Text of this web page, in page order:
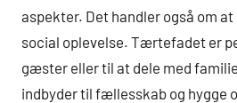
aspekter. Det handler også om
social oplevelse. Tærtefadet er
gæster eller til at dele med
indbyder til fællesskab og hygge